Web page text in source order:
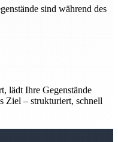
sind während des
lädt Ihre Gegenstände
Ziel – strukturiert, schnell